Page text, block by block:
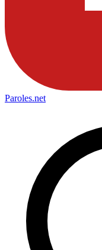
Paroles.net